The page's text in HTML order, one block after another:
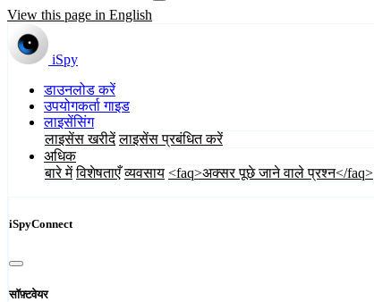
View this page in English
iSpy
डाउनलोड करें
उपयोगकर्ता गाइड
लाइसेंसिंग
लाइसेंस खरीदें लाइसेंस प्रबंधित करें
अधिक
बारे में विशेषताएँ व्यवसाय <faq>अक्सर पूछे जाने वाले प्रश्न</faq>
iSpyConnect
सॉफ़्टवेयर